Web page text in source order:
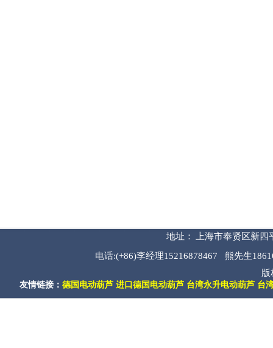
地址：
上海市奉贤区新
电话:(+86)李经理15216878467 熊先生
版
友情链接： 德国电动葫芦 进口德国电动葫芦 台湾永升电动葫芦 台